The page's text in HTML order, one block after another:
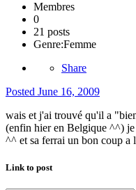
Membres
0
21 posts
Genre:Femme
Share
Posted June 16, 2009
wais et j'ai trouvé qu'il a
(enfin hier en Belgique ^^) je
^^ et sa ferrai un bon coup a
Link to post